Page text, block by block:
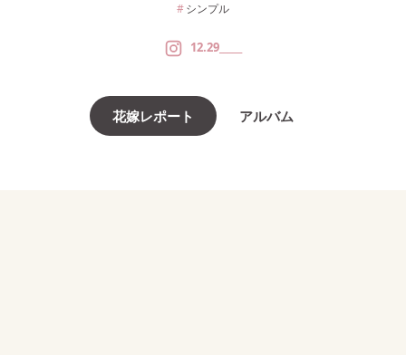
シンプル
12.29_____
花嫁レポート アルバム